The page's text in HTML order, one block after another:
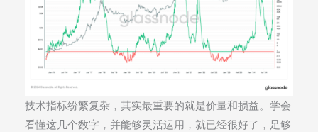
技术指标纷繁复杂，其实最重要的就是价量和损益。学会
看懂这几个数字，并能够灵活运用，就已经很好了，足够